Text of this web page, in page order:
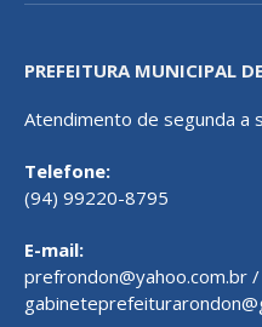
PREFEITURA MUNICIPAL
Atendimento de segunda a
Telefone:
(94) 99220-8795
E-mail:
prefrondon@yahoo.com.br